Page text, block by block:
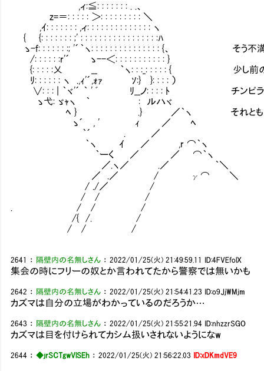
,ィ:≦: : : : : : : . .、
z=＝: : : : : ＞: : : : : : : : : ＼
,ｲ: : : : : : : ,ィ: : : : : : : : : : : : : : ヽ
{ {: : : : : : : ;' : : : : : : : : : : : : : : : : :ﾊ
ゝ-f: : : : : : :; '´｀ヽ: : : : : : : : : : : : : : : {、 そう不満そ
/: : : : : :r'´ ゝ--＜: : : : : : : : : : : }
{: : : : :乂 __ ｀ヽ: : :_: : : : : { 少し前のオラ付
ﾘ: : : : : : ヽ .,ｨ'´,ｫｧ ｿ:} }: : : : ）
∨: : : | ｀ヾ'´ ｀ ' ﾞ ﾘ__ノ: : : : ﾄ チンピラより、
ゝ弋: ゞｬヽ ｀ : ルハヾ
ﾍ } .} ／｀ヽ それともあっちの方が好
ゝ´ , ' ｨ ／ ﾍ
｀´ . ／
｀ヽ ｲ ／ ,r ⌒｀ヽ
｀ーく ／ ／ ⌒｀ヽ
／.ヽ／ .／ ｀＼
／ .／ / γ⌒ ＼
/ ./／ /
/ / /
. / / /
/{ /. /
/ / /
2641 ： 隔壁内の名無しさん ：2022/01/25(火) 21:49:59.11 ID:4FVEfolX
集会の時にフリーの奴とか言われてたから警察では無いかも
2642 ： 隔壁内の名無しさん ：2022/01/25(火) 21:54:41.23 ID:o9JjWMjm
カズマは自分の立場がわかっているのだろうか…
2643 ： 隔壁内の名無しさん ：2022/01/25(火) 21:55:21.94 ID:nhzzrSGO
カズマは目を付けられてカシム扱いされないようになw
2644 ：◆jrSCTgwVlSEh ：2022/01/25(火) 21:56:22.03 ID:xDKmdVE9